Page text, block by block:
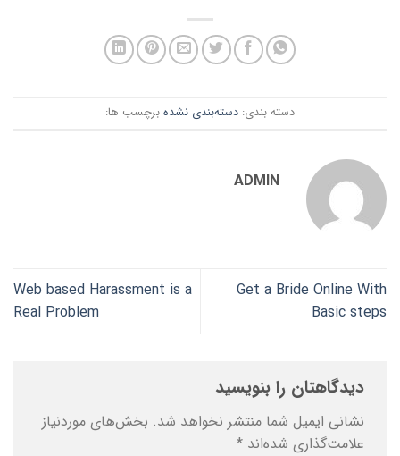
دسته بندی: دسته‌بندی نشده برچسب ها:
ADMIN
Get a Bride Online With
Basic steps
Web based Harassment is a
Real Problem
دیدگاهتان را بنویسید
نشانی ایمیل شما منتشر نخواهد شد. بخش‌های موردنیاز
علامت‌گذاری شده‌اند *